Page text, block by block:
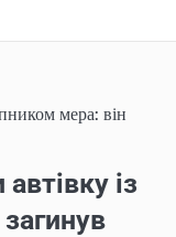
мера: він
із